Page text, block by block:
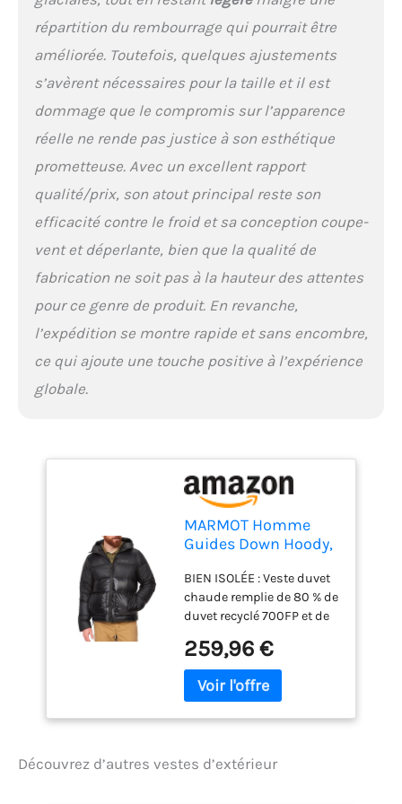
longueur (dos) : 75 cm (M),
poids : 688 g
répartition du rembourrage qui pourrait être
améliorée. Toutefois, quelques ajustements
s’avèrent nécessaires pour la taille et il est
dommage que le compromis sur l’apparence
réelle ne rende pas justice à son esthétique
prometteuse. Avec un excellent rapport
qualité/prix, son atout principal reste son
efficacité contre le froid et sa conception coupe-
vent et déperlante, bien que la qualité de
fabrication ne soit pas à la hauteur des attentes
pour ce genre de produit. En revanche,
l’expédition se montre rapide et sans encombre,
ce qui ajoute une touche positive à l’expérience
globale.
MARMOT Homme
Guides Down Hoody,
veste d’hiver chaude,
veste matelassée
déperlante, veste
coupe-vent, petite
veste d’extérieur
paquetable à
capuche, Black, M
BIEN ISOLÉE : Veste duvet
chaude remplie de 80 % de
duvet recyclé 700FP et de
végétale) , optimal pour les
températures négatives
PLUS DURABLE : le duvet
extérieur en polyester
259,96 €
Découvrez d’autres vestes d’extérieur